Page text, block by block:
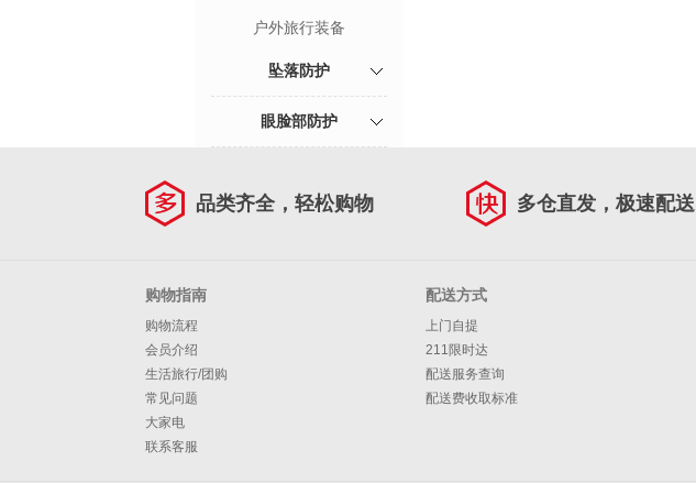
户外旅行装备
坠落防护
眼脸部防护
品类齐全，轻松购物 多仓直发，极速配送
购物指南
购物流程
会员介绍
生活旅行/团购
常见问题
大家电
联系客服
配送方式
上门自提
211限时达
配送服务查询
配送费收取标准